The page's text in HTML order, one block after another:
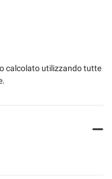
il tuo
misura per te.
tutta la
della vettura in
responsabilità per
calcolato utilizzando tutte
utente